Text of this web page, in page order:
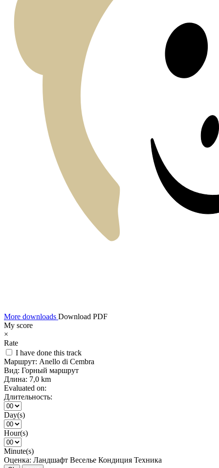
More downloads Download PDF
My score
×
Rate
I have done this track
Маршрут: Anello di Cembra
Вид: Горный маршрут
Длина: 7,0 km
Evaluated on:
Длительность:
Day(s)
Hour(s)
Minute(s)
Оценка: Ландшафт Веселье Кондиция Техника